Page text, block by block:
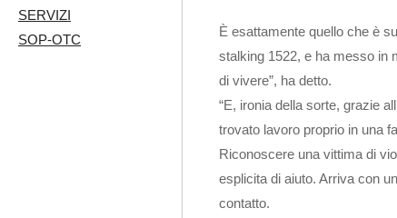
SERVIZI
SOP-OTC
È esattamente quello che è
stalking 1522, e ha messo in
di vivere”, ha detto.
“E, ironia della sorte, grazie
trovato lavoro proprio in una
Riconoscere una vittima di
esplicita di aiuto. Arriva con
contatto.